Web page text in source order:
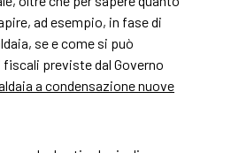
ad esempio, in fase di
se e come si può
previste dal Governo
a condensazione nuove